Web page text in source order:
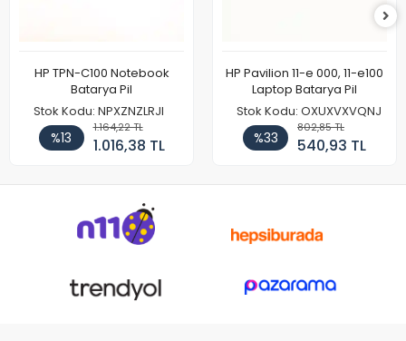
HP TPN-C100 Notebook
Batarya Pil
Stok Kodu: NPXZNZLRJI
%13
1.164,22 TL
1.016,38 TL
HP Pavilion 11-e 000, 11-e100
Laptop Batarya Pil
Stok Kodu: OXUXVXVQNJ
%33
802,85 TL
540,93 TL